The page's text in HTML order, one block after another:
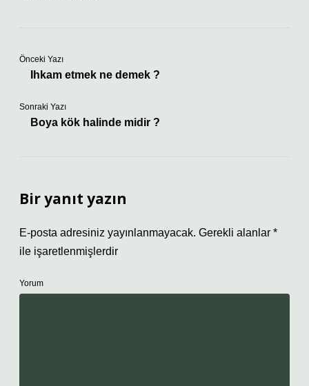
Önceki Yazı
Ihkam etmek ne demek ?
Sonraki Yazı
Boya kök halinde midir ?
Bir yanıt yazın
E-posta adresiniz yayınlanmayacak. Gerekli alanlar *
ile işaretlenmişlerdir
Yorum